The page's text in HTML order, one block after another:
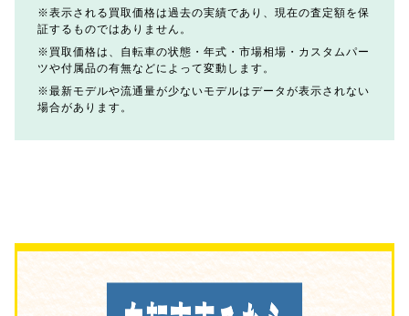
表示される買取価格は過去の実績であり、現在の査定額を保
証するものではありません。
買取価格は、自転車の状態・年式・市場相場・カスタムパー
ツや付属品の有無などによって変動します。
最新モデルや流通量が少ないモデルはデータが表示されない
場合があります。